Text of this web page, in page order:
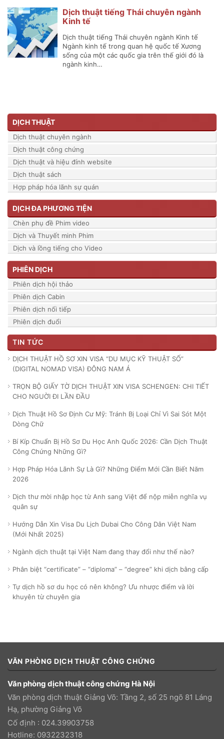
Dịch thuật tiếng Thái chuyên ngành
Kinh tế
Dịch thuật tiếng Thái chuyên ngành Kinh tế
Ngành kinh tế trong quan hệ quốc tế Xương
sống của một các quốc gia trên thế giới đó là
ngành kinh…
DỊCH THUẬT
Dịch thuật chuyên ngành
Dịch thuật công chứng
Dịch thuật và hiệu đính website
Dịch thuật sách
Hợp pháp hóa lãnh sự quán
DỊCH ĐA PHƯƠNG TIỆN
Chèn phụ đề Phim video
Dịch và Thuyết minh Phim
Dịch và lồng tiếng cho Video
PHIÊN DỊCH
Phiên dịch hội thảo
Phiên dịch Cabin
Phiên dịch nối tiếp
Phiên dịch đuổi
TIN TỨC
DỊCH THUẬT HỒ SƠ XIN VISA “DU MỤC KỸ THUẬT SỐ”
(DIGITAL NOMAD VISA) ĐÔNG NAM Á
TRỌN BỘ GIẤY TỜ DỊCH THUẬT XIN VISA SCHENGEN: CHI TIẾT
CHO NGUỜI ĐI LẦN ĐẦU
Dịch Thuật Hồ Sơ Định Cư Mỹ: Tránh Bị Loại Chỉ Vì Sai Sót Một
Dòng Chữ
Bí Kíp Chuẩn Bị Hồ Sơ Du Học Anh Quốc 2026: Cần Dịch Thuật
Công Chứng Những Gì?
Hợp Pháp Hóa Lãnh Sự Là Gì? Những Điểm Mới Cần Biết Năm
2026
Dịch thư mời nhập học từ Anh sang Việt để nộp miễn nghĩa vụ
quân sự
Hướng Dẫn Xin Visa Du Lịch Dubai Cho Công Dân Việt Nam
(Mới Nhất 2025)
Ngành dịch thuật tại Việt Nam đang thay đổi như thế nào?
Phân biệt “certificate” – “diploma” – “degree” khi dịch bằng cấp
Tự dịch hồ sơ du học có nên không? Ưu nhược điểm và lời
khuyên từ chuyên gia
VĂN PHÒNG DỊCH THUẬT CÔNG CHỨNG
Văn phòng dịch thuật công chứng Hà Nội
Văn phòng dịch thuật Giảng Võ: Tầng 2, số 25 ngõ 81 Láng
Hạ, phường Giảng Võ
Cố định : 024.39903758
Hotline: 0932232318